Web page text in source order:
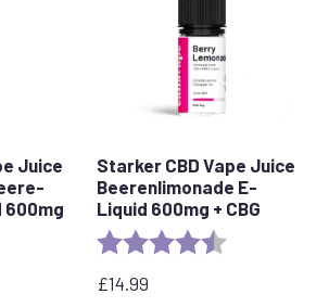
Juice
600mg
4.1 out of 5 stars
Starker CBD Vape Juice
Beerenlimonade E-
Liquid 600mg + CBG
Bewertung:
£14.99